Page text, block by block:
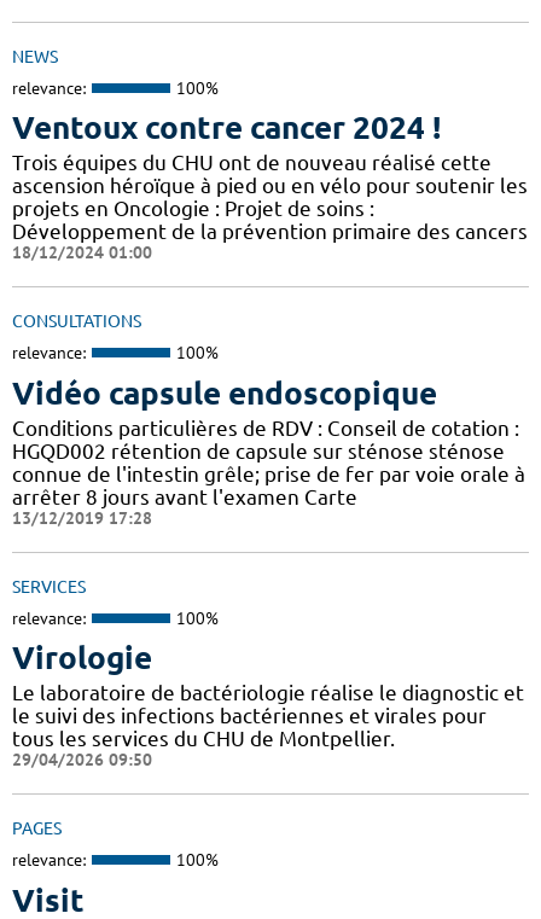
NEWS
relevance: 100%
Ventoux contre cancer 2024 !
​​​Trois équipes du CHU ont de nouveau réalisé cette
ascension héroïque à pied ou en vélo pour soutenir les
projets en Oncologie : Projet de soins :
Développement de la prévention primaire des cancers
18/12/2024 01:00
CONSULTATIONS
relevance: 100%
Vidéo capsule endoscopique
Conditions particulières de RDV : Conseil de cotation :
HGQD002 rétention de capsule sur sténose sténose
connue de l'intestin grêle; prise de fer par voie orale à
arrêter 8 jours avant l'examen Carte
13/12/2019 17:28
SERVICES
relevance: 100%
Virologie
Le laboratoire de bactériologie réalise le diagnostic et
le suivi des infections bactériennes et virales pour
tous les services du CHU de Montpellier.
29/04/2026 09:50
PAGES
relevance: 100%
Visit